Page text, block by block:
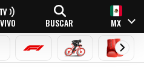
BUSCAR MX
FÓRMULA 1CICLISMOBOXEO